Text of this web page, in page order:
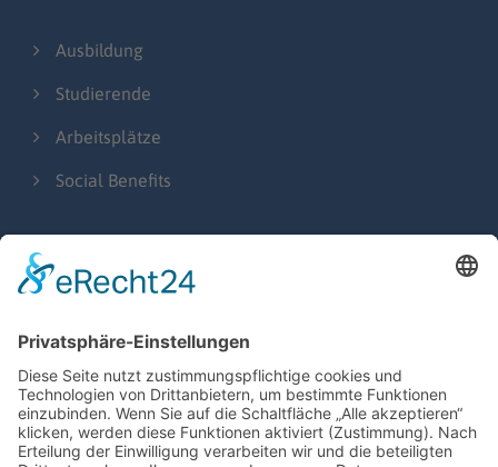
Ausbildung
Studierende
Arbeitsplätze
Social Benefits
Presseberichte
Messen & Events